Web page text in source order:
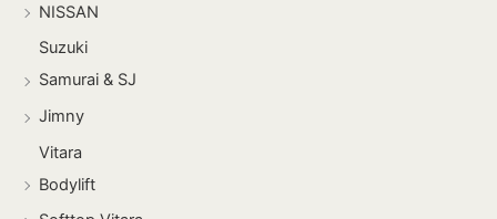
NISSAN
Suzuki
Samurai & SJ
Jimny
Vitara
Bodylift